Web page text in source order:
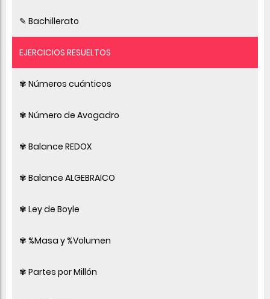
✎ Bachillerato
EJERCICIOS RESUELTOS
✾ Números cuánticos
✾ Número de Avogadro
✾ Balance REDOX
✾ Balance ALGEBRAICO
✾ Ley de Boyle
✾ %Masa y %Volumen
✾ Partes por Millón